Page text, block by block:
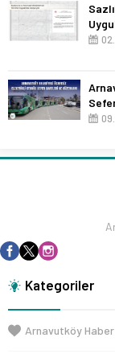
Kategoriler
Arnavutköy Haber